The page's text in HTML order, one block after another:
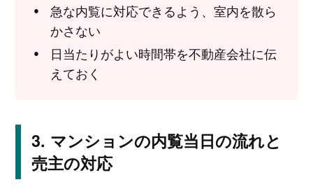
急な内覧に対応できるよう、室内を散ら
かさない
日当たりがよい時間帯を不動産会社に伝
えておく
マンションの内覧当日の流れと
売主の対応